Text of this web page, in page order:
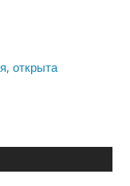
открыта